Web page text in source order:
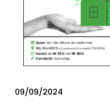
09/09/2024